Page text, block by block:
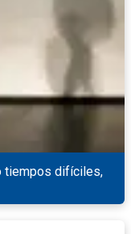
tiempos difíciles,